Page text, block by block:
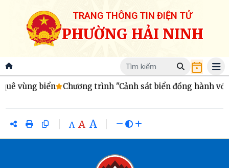
TRANG THÔNG TIN ĐIỆN TỬ
PHƯỜNG HẢI NINH
vùng biển Chương trình "Cảnh sát biển đồng hành
A A A